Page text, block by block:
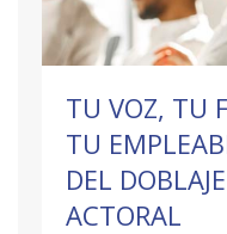
TU VOZ, TU
TU
DEL
ACTORAL